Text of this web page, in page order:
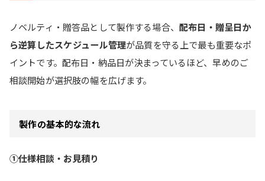
ノベルティ・贈答品として製作する場合、 配布日・贈呈日か
ら逆算したスケジュール管理が品質を守る上で最も重要なポ
イントです。配布日・納品日が決まっているほど、早めのご
相談開始が選択肢の幅を広げます。
製作の基本的な流れ
①仕様相談・お見積り